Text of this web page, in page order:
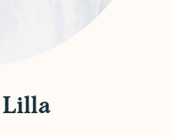
Lilla